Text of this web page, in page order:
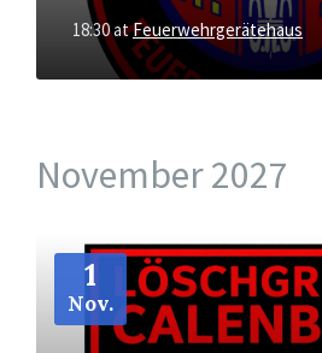
18:30atFeuerwehrgerätehaus
November 2027
1
Nov.